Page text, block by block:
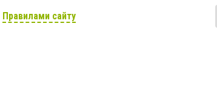
Правилами сайту